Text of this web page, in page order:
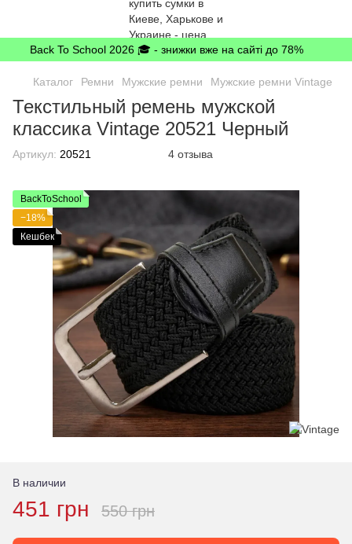
Back To School 2026 🎓 - знижки вже на сайті до 78%
Каталог Ремни Мужские ремни Мужские ремни Vintage
Текстильный ремень мужской
классика Vintage 20521 Черный
Артикул: 20521 4 отзыва
BackToSchool
−18%
Кешбек
В наличии
451 грн 550 грн